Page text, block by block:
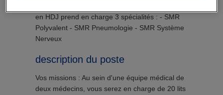
en HDJ prend en charge 3 spécialités : - SMR
Polyvalent - SMR Pneumologie - SMR Système
Nerveux
description du poste
Vos missions : Au sein d'une équipe médical de
deux médecins, vous serez en charge de 20 lits